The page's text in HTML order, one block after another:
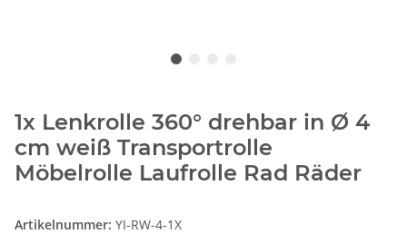
1x Lenkrolle 360° drehbar in Ø 4
cm weiß Transportrolle
Möbelrolle Laufrolle Rad Räder
Artikelnummer: YI-RW-4-1X